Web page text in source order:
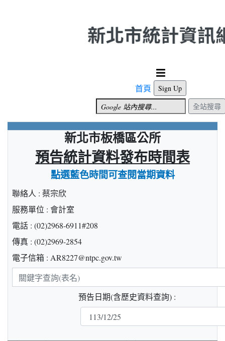
首頁
Sign Up
全站搜尋
新北市板橋區公所
預告統計資料發布時間表
點選藍色時間可查閱當期資料
聯絡人 : 蔡宗欣
服務單位 : 會計室
電話 : (02)2968-6911#208
傳真 : (02)2969-2854
電子信箱 : AR8227@ntpc.gov.tw
關
鍵
預告日期(含歷史資料查詢) :